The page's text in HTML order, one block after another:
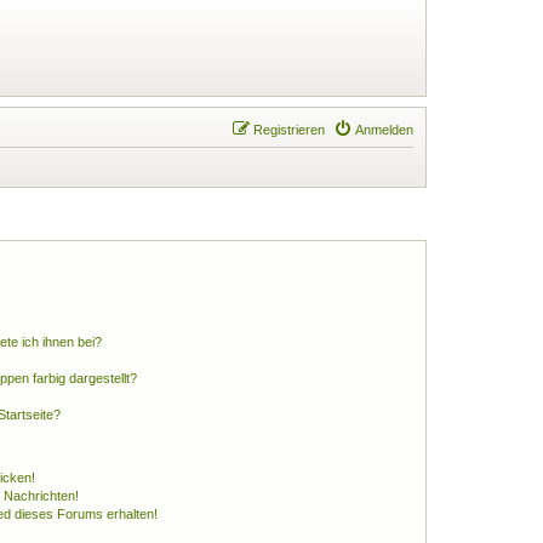
Anmelden
Registrieren
ich ihnen bei?
farbig dargestellt?
dieses Forums erhalten!